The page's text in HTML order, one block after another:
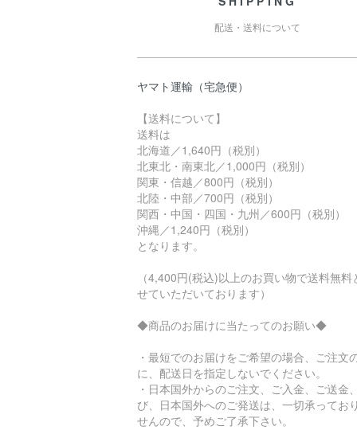
配送・送料について
ヤマト運輸（宅急便）
【送料について】
送料は
北海道／1,640円（税別）
北東北・南東北／1,000円（税別）
関東・信越／800円（税別）
北陸・中部／700円（税別）
関西・中国・四国・九州／600円（税別）
沖縄／1,240円（税別）
となります。
（4,400円(税込)以上のお買い物で送料無料
せていただいております）
◆商品のお届けに当たってのお願い◆
・最短でのお届けをご希望の場合、ご注文
に、配送日を指定しないでください。
・日本国外からのご注文、ご入金、ご送金
び、日本国外へのご発送は、一切承ってお
せんので、予めご了承下さい。